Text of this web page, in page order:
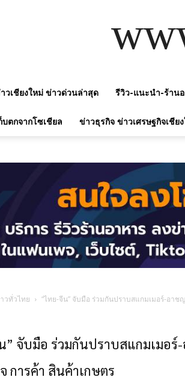
วเชียงใหม่ ข่าวด่วนล่าสุด รีวิว-แนะนำ-ร้าน
บตกจากโซเชียล ข่าวธุรกิจ ข่าวเศรษฐกิจเชีย
วทั่วไทย “ไทย-จีน” จับมือ ร่วมกันปราบสแกมเมอร์-อา
” จับมือ ร่วมกันปราบสแกมเมอ
การค้า สินค้าเกษตร